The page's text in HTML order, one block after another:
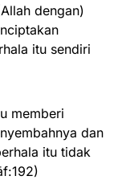
dengan)
itu sendiri
memberi
dan
itu tidak